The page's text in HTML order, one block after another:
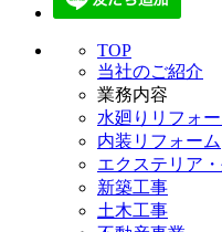
TOP
当社のご紹介
業務内容
水廻りリフォ
内装リフォーム
エクステリア
新築工事
土木工事